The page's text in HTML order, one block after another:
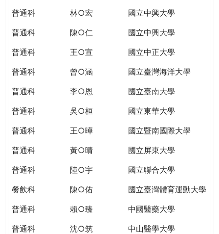
民。
TODAY
WORLD
TOMORROW
YOU
THE
PATH
GLOBAL
普通科
林○宏
國立中興大學
普通科
陳○仁
國立中興大學
普通科
王○宣
國立中正大學
普通科
曾○涵
國立臺灣海洋大學
普通科
李○恩
國立臺南大學
普通科
吳○桓
國立東華大學
普通科
王○曄
國立暨南國際大學
普通科
黃○晴
國立屏東大學
普通科
陸○宇
國立聯合大學
餐飲科
陳○佑
國立臺灣體育運動大學
普通科
賴○臻
中國醫藥大學
普通科
沈○筑
中山醫學大學